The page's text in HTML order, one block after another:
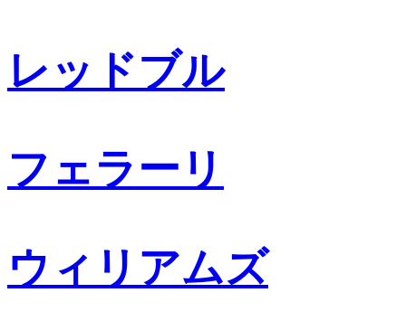
レッドブル
フェラーリ
ウィリアムズ